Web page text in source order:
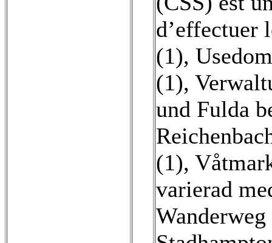
d’effectuer
(1),
(1),
und Fulda
(1),
varierad